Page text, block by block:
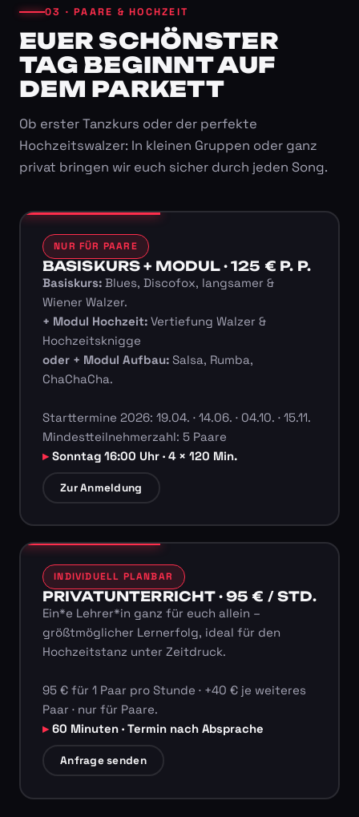
03 · PAARE & HOCHZEIT
EUER SCHÖNSTER
TAG BEGINNT AUF
DEM PARKETT
Ob erster Tanzkurs oder der perfekte
Hochzeitswalzer: In kleinen Gruppen oder ganz
privat bringen wir euch sicher durch jeden Song.
NUR FÜR PAARE
BASISKURS + MODUL · 125 € P. P.
Basiskurs:Blues, Discofox, langsamer &
Wiener Walzer.
+ Modul Hochzeit:Vertiefung Walzer &
Hochzeitsknigge
oder + Modul Aufbau:Salsa, Rumba,
ChaChaCha.
Starttermine 2026: 19.04. · 14.06. · 04.10. · 15.11.
Mindestteilnehmerzahl: 5 Paare
Sonntag 16:00 Uhr · 4 × 120 Min.
Zur Anmeldung
INDIVIDUELL PLANBAR
PRIVATUNTERRICHT · 95 € / STD.
Ein*e Lehrer*in ganz für euch allein –
größtmöglicher Lernerfolg, ideal für den
Hochzeitstanz unter Zeitdruck.
95 € für 1 Paar pro Stunde · +40 € je weiteres
Paar · nur für Paare.
60 Minuten · Termin nach Absprache
Anfrage senden